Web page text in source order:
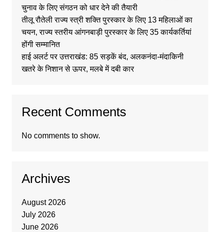
चुनाव के लिए संगठन को धार देने की तैयारी
तीलू रौतेली राज्य स्त्री शक्ति पुरस्कार के लिए 13 महिलाओं का
चयन, राज्य स्तरीय आंगनबाड़ी पुरस्कार के लिए 35 कार्यकर्तियां
होंगी सम्मानित
हाई अलर्ट पर उत्तराखंड: 85 सड़कें बंद, अलकनंदा-मंदाकिनी
खतरे के निशान से ऊपर, मलबे में दबी कार
Recent Comments
No comments to show.
Archives
August 2026
July 2026
June 2026